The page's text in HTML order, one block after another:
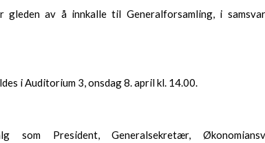
gleden av å innkalle til Generalforsamling, i
i Auditorium 3, onsdag 8. april kl. 14.00.
President, Generalsekretær,